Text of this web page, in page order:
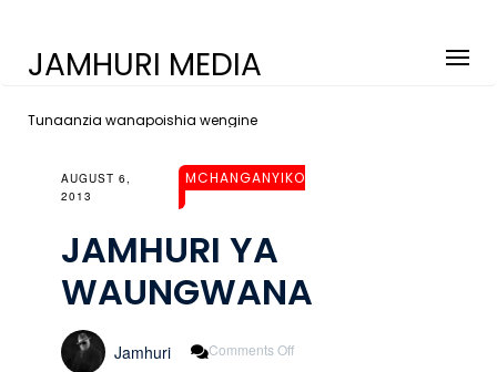
JAMHURI MEDIA
Tunaanzia wanapoishia wengine
AUGUST 6,
2013
MCHANGANYIKO
JAMHURI YA
WAUNGWANA
Jamhuri Comments Off